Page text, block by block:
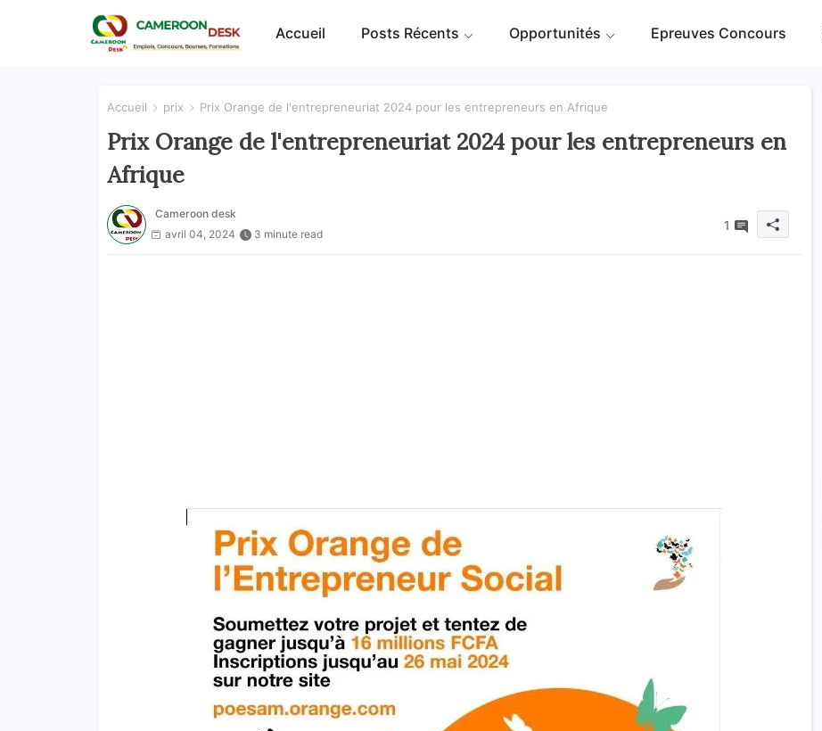
Accueil Posts Récents Opportunités Epreuves Concours
Accueil prix Prix Orange de l'entrepreneuriat 2024 pour les entrepreneurs en Afrique
Prix Orange de l'entrepreneuriat 2024 pour les entrepreneurs en
Afrique
Cameroon desk
avril 04, 2024
3 minute read
1